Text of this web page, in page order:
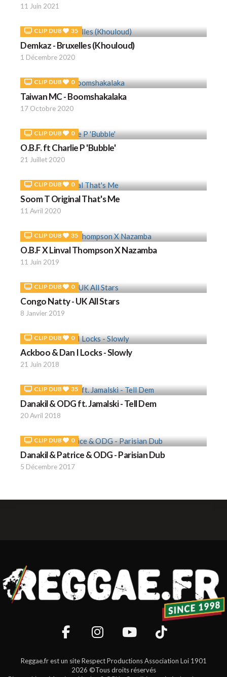
11 Juin 2021
CLIP DUB 35
Demkaz - Bruxelles (Khouloud)
1 Décembre 2020
CLIP DUB 0
Taiwan MC - Boomshakalaka
17 Octobre 2020
CLIP DUB 0
O.B.F. ft Charlie P 'Bubble'
21 Juillet 2020
CLIP DUB 0
Soom T Original That's Me
11 Avril 2020
CLIP DUB 35
O.B.F X Linval Thompson X Nazamba
11 Juin 2019
CLIP DUB 0
Congo Natty - UK All Stars
8 Janvier 2019
CLIP DUB 0
Ackboo & Dan I Locks - Slowly
21 Juin 2018
CLIP DUB 35
Danakil & ODG ft. Jamalski - Tell Dem
20 Avril 2018
CLIP DUB 0
Danakil & Patrice & ODG - Parisian Dub
5 Décembre 2017
Reggae.fr est un site Respect Productions Association Loi 1901
2026 ©Tous droits réservés